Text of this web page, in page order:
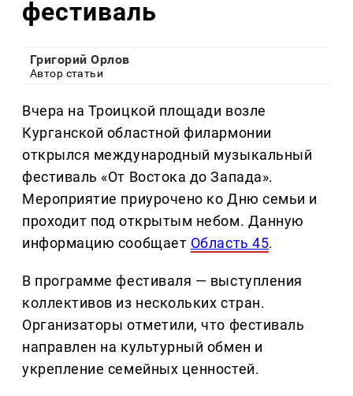
фестиваль
Григорий Орлов
Автор статьи
Вчера на Троицкой площади возле
Курганской областной филармонии
открылся международный музыкальный
фестиваль «От Востока до Запада».
Мероприятие приурочено ко Дню семьи и
проходит под открытым небом. Данную
информацию сообщает Область 45.
В программе фестиваля — выступления
коллективов из нескольких стран.
Организаторы отметили, что фестиваль
направлен на культурный обмен и
укрепление семейных ценностей.